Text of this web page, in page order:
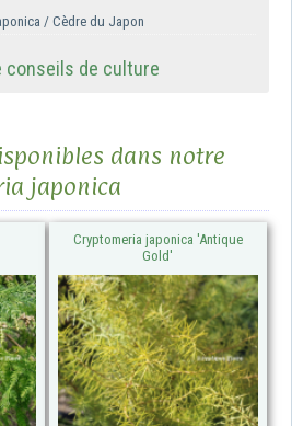
/ Cèdre du Japon
conseils de culture
dans notre
japonica
Cryptomeria japonica 'Antique
Gold'